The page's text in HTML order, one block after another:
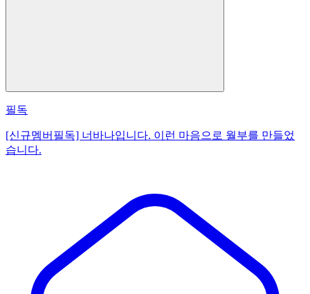
필독
[신규멤버필독] 너바나입니다. 이런 마음으로 월부를 만들었
습니다.